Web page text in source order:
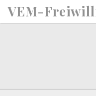
o
VEM-